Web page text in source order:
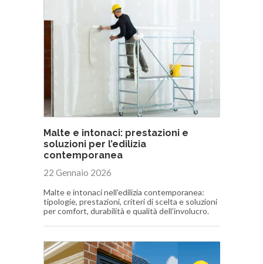
Malte e intonaci: prestazioni e
soluzioni per l’edilizia
contemporanea
22 Gennaio 2026
Malte e intonaci nell’edilizia contemporanea:
tipologie, prestazioni, criteri di scelta e soluzioni
per comfort, durabilità e qualità dell’involucro.